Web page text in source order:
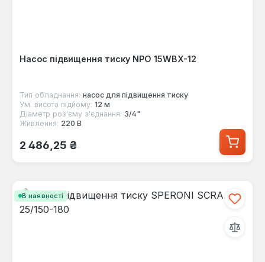
Насос підвищення тиску NPO 15WBX-12
Тип обладнання: насос для підвищення тиску
Ум. висота підйому: 12 м
Діаметр роз'єму з'єднання: 3/4"
Живлення: 220 В
Звичайна ціна:
2 486,25 ₴
В наявності